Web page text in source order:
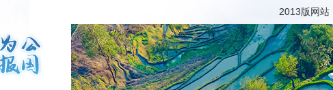
2013版网站